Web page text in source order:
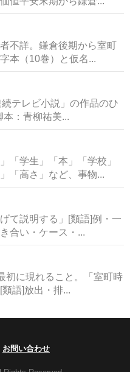
不詳。鎌倉後期から室町
本（10巻）と仮名...
テレビ小説」の作品のひ
：青柳祐美...
「学生」「本」「学校」
「高さ」など、事物...
て説明する」[類語]例・一
合い・ケース・...
初に現れること。「室町時
語]放出・排...
お問い合わせ